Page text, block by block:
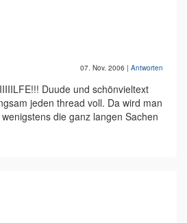
07. Nov. 2006 | Antworten
Duude und schönvieltext
jeden thread voll. Da wird man
die ganz langen Sachen